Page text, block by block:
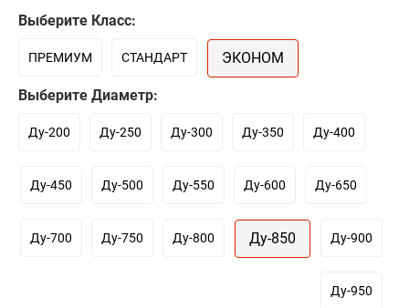
Выберите Класс:
ПРЕМИУМ СТАНДАРТ ЭКОНОМ
Выберите Диаметр:
Ду-200 Ду-250 Ду-300 Ду-350 Ду-400
Ду-450 Ду-500 Ду-550 Ду-600 Ду-650
Ду-700 Ду-750 Ду-800 Ду-850 Ду-900
Ду-950